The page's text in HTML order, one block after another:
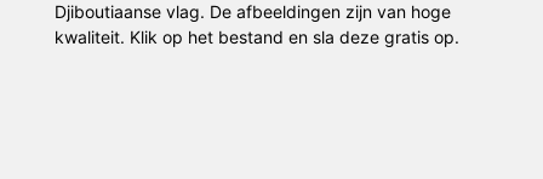
Djiboutiaanse vlag. De afbeeldingen zijn van hoge
kwaliteit. Klik op het bestand en sla deze gratis op.